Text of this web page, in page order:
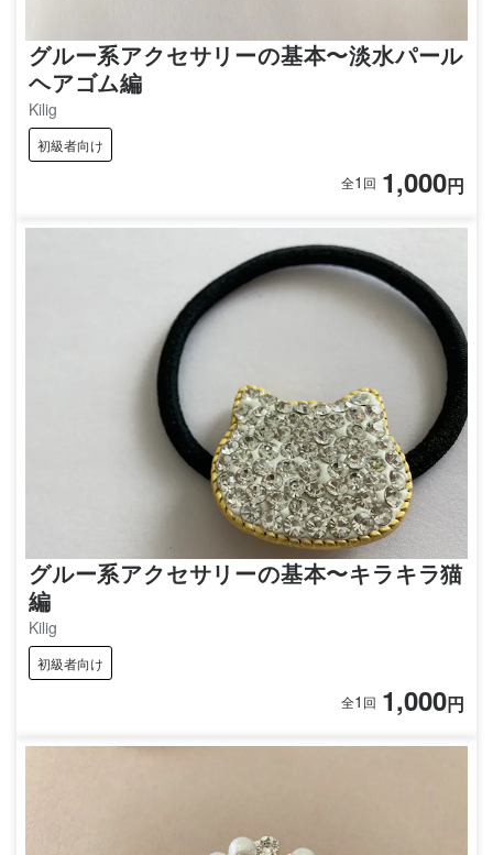
グルー系アクセサリーの基本〜淡水パール
ヘアゴム編
Kilig
初級者向け
全1 回 1,000円
グルー系アクセサリーの基本〜キラキラ猫
編
Kilig
初級者向け
全1 回 1,000円